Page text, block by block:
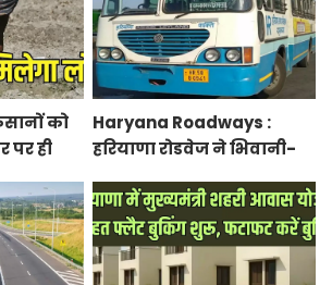
आवेदन
को
पर ही
Haryana Roadways :
हरियाणा रोडवेज ने भिवानी-
रुट में किया बदलाव